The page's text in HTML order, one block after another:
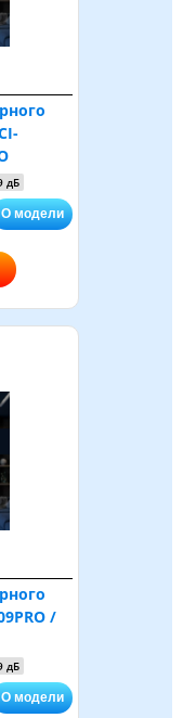
дБ
О модели
/
дБ
О модели